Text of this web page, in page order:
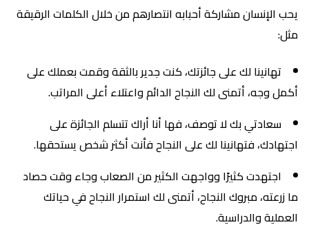
يحب الإنسان مشاركة أحبابه انتصارهم من خلال الكلمات الرقيقة
مثل:
تهانينا لك على جائزتك، كنت جدير بالثقة وقمت بعملك على
أكمل وجه، أتمنى لك النجاح الدائم واعتلاء أعلى المراتب.
سعادتي بك لا توصف، فها أنا أراك تتسلم الجائزة على
اجتهادك، فتهانينا لك على النجاح فأنت أكثر شخص يستحقها.
اجتهدت كثيرًا وواجهت الكثير من الصعاب وجاء وقت حصاد
ما زرعته، مبروك النجاح، أتمنى لك استمرار النجاح في حياتك
العملية والدراسية.